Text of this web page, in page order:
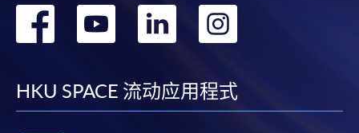
转
facebook
转
youtube
转
linkedin
HKU SPACE 流动应用程式